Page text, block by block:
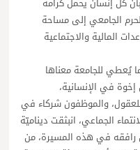
كل إنسان يحمل كرامة
الجامعي إلى مساحة
المالية والاجتماعية
يُعطي للجامعة معناها
في الإنسانية،
والموظفون شركاء في
الجماعي، انبثقت ديناميّة
رافقه في هذه المسيرة، من